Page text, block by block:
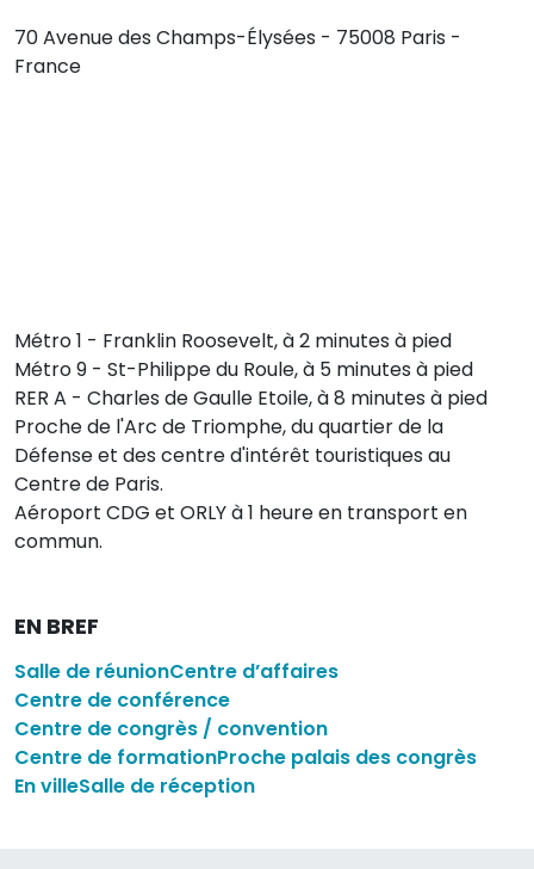
70 Avenue des Champs-Élysées - 75008 Paris -
France
Métro 1 - Franklin Roosevelt, à 2 minutes à pied
Métro 9 - St-Philippe du Roule, à 5 minutes à pied
RER A - Charles de Gaulle Etoile, à 8 minutes à pied
Proche de l'Arc de Triomphe, du quartier de la
Défense et des centre d'intérêt touristiques au
Centre de Paris.
Aéroport CDG et ORLY à 1 heure en transport en
commun.
EN BREF
Salle de réunionCentre d’affaires
Centre de conférence
Centre de congrès / convention
Centre de formationProche palais des congrès
En villeSalle de réception